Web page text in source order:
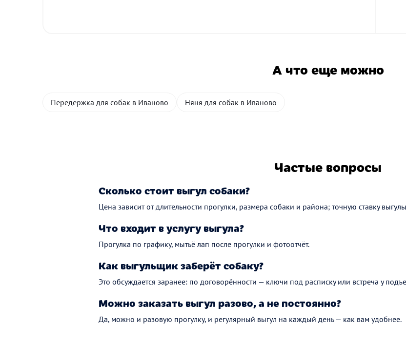
А что еще можно
Передержка для собак в Иваново Няня для собак в Иваново
Частые вопросы
Сколько стоит выгул собаки?
Цена зависит от длительности прогулки, размера собаки и района; точную ставку
Что входит в услугу выгула?
Прогулка по графику, мытьё лап после прогулки и фотоотчёт.
Как выгульщик заберёт собаку?
Это обсуждается заранее: по договорённости — ключи под расписку или встреча у
Можно заказать выгул разово, а не постоянно?
Да, можно и разовую прогулку, и регулярный выгул на каждый день — как вам удобнее.